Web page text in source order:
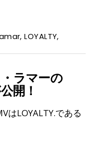
,LOYALTY,
ラマーの
開！
はLOYALTY.である